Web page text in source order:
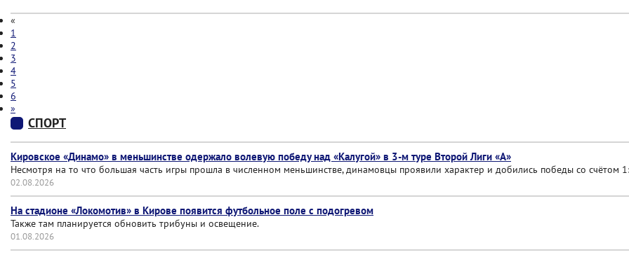
«
1
2
3
4
5
6
»
СПОРТ
Кировское «Динамо» в меньшинстве одержало волевую победу над «Калугой» в 3-м туре Второй Лиги «А»
Несмотря на то что большая часть игры прошла в численном меньшинстве, динамовцы проявили характер и добились победы со счётом
02.08.2026
На стадионе «Локомотив» в Кирове появится футбольное поле с подогревом
Также там планируется обновить трибуны и освещение.
01.08.2026